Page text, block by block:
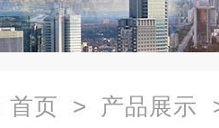
首页 > 产品展示